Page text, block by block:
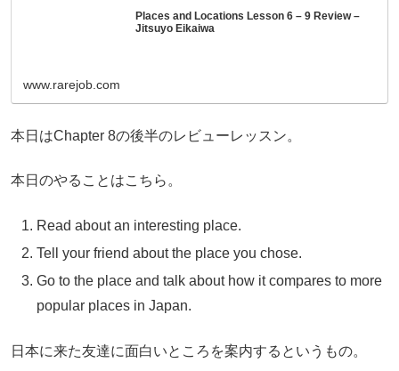
Places and Locations Lesson 6 – 9 Review –
Jitsuyo Eikaiwa
www.rarejob.com
本日はChapter 8の後半のレビューレッスン。
本日のやることはこちら。
Read about an interesting place.
Tell your friend about the place you chose.
Go to the place and talk about how it compares to more
popular places in Japan.
日本に来た友達に面白いところを案内するというもの。